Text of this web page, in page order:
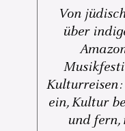
Von
über
Kulturreisen:
ein, Kultur
und fern,